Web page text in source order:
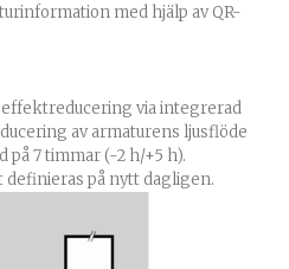
med hjälp av QR-
via integrerad
av armaturens ljusflöde
på 7 timmar (-2 h/+5 h).
på nytt dagligen.